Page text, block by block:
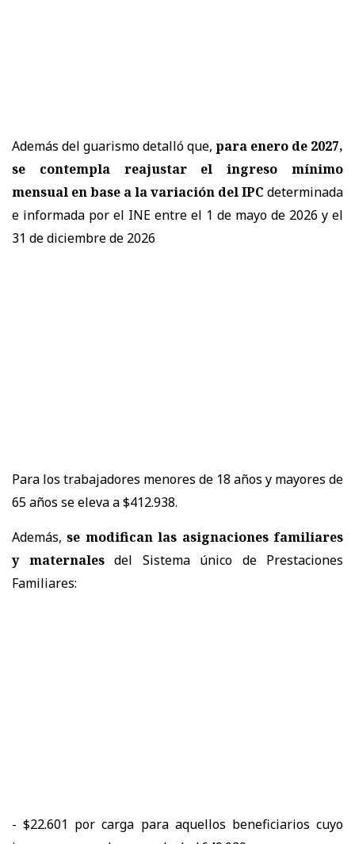
Además del guarismo detalló que, para enero de 2027,
se contempla reajustar el ingreso mínimo
mensual en base a la variación del IPC determinada
e informada por el INE entre el 1 de mayo de 2026 y el
31 de diciembre de 2026
Para los trabajadores menores de 18 años y mayores de
65 años se eleva a $412.938.
Además,se modifican las asignaciones familiares
y maternalesdel Sistema único de Prestaciones
Familiares:
- $22.601 por carga para aquellos beneficiarios cuyo